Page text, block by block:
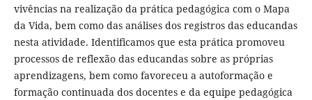
vivências na realização da prática pedagógica com o Mapa
da Vida, bem como das análises dos registros das educandas
nesta atividade. Identificamos que esta prática promoveu
processos de reflexão das educandas sobre as próprias
aprendizagens, bem como favoreceu a autoformação e
formação continuada dos docentes e da equipe pedagógica